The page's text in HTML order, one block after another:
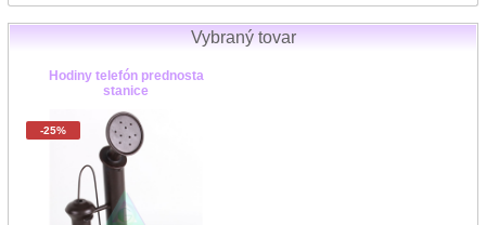
Vybraný tovar
Hodiny telefón prednosta
stanice
-25%